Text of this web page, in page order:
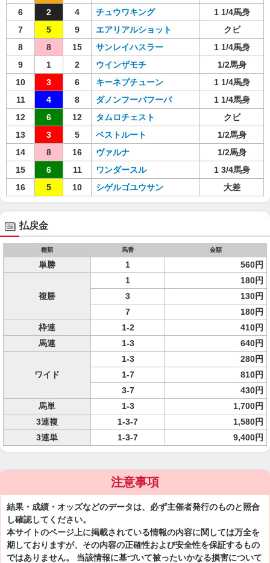
6
2 4 チュウワキング
1 1/4馬身
7
5 9 エアリアルショット
クビ
8
8 15 サンレイハスラー
1 1/4馬身
9
1 2 ウインザモチ
1/2馬身
10
3 6 キーネプチューン
1 1/4馬身
11
4 8 ダノンフーバフーバ
1 1/4馬身
12
6 12 タムロチェスト
クビ
13
3 5 ベストルート
1/2馬身
14
8 16 ヴァルナ
1/2馬身
15
6 11 ワンダースル
1 3/4馬身
16
5 10 シゲルゴユウサン 大差
払戻金
種類 馬番 金額
単勝 1 560円
複勝
1
180円
3
130円
7
180円
枠連
1-2
410円
馬連
1-3 640円
ワイド
1-3
280円
1-7
810円
3-7
430円
馬単
1-3
1,700円
3連複
1-3-7
1,580円
3連単
1-3-7 9,400円
注意事項
結果・成績・オッズなどのデータは、必ず主催者発行のものと照合
し確認してください。
本サイトのページ上に掲載されている情報の内容に関しては万全を
期しておりますが、その内容の正確性および安全性を保証するもの
ではありません。 当該情報に基づいて被ったいかなる損害について